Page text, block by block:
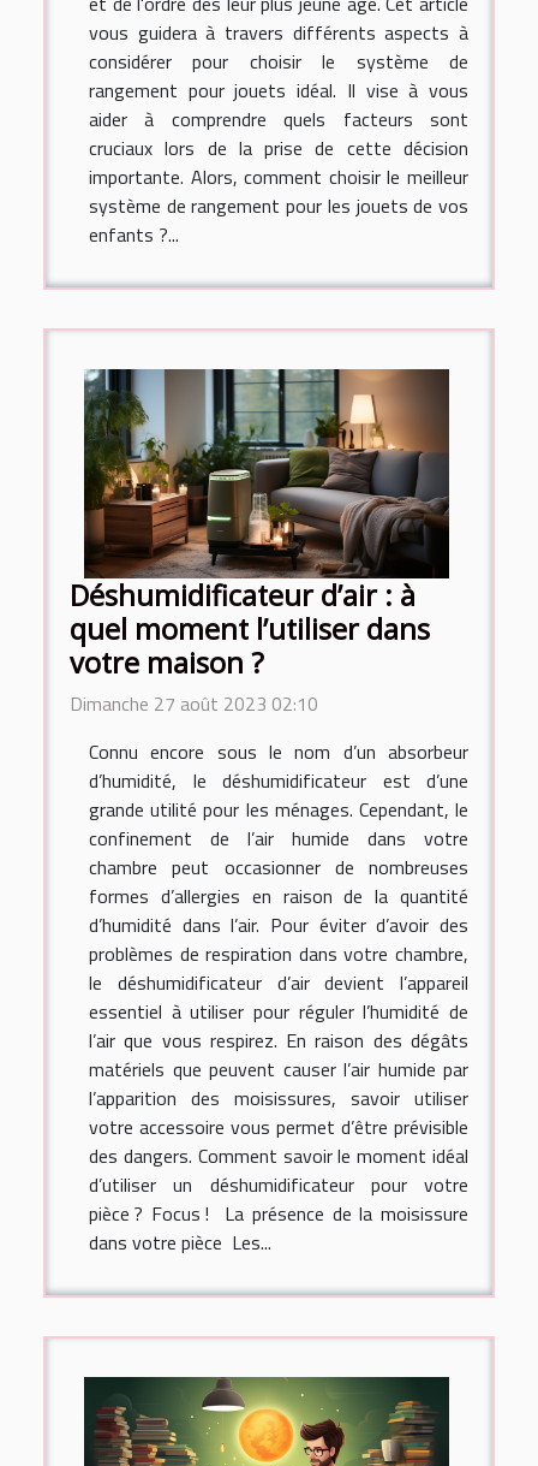
vous guidera à travers différents aspects à
considérer pour choisir le système de
rangement pour jouets idéal. Il vise à vous
aider à comprendre quels facteurs sont
cruciaux lors de la prise de cette décision
importante. Alors, comment choisir le meilleur
système de rangement pour les jouets de vos
enfants ?...
Déshumidificateur d’air : à
quel moment l’utiliser dans
votre maison ?
Dimanche 27 août 2023 02:10
Connu encore sous le nom d’un absorbeur
d’humidité, le déshumidificateur est d’une
grande utilité pour les ménages. Cependant, le
confinement de l’air humide dans votre
chambre peut occasionner de nombreuses
formes d’allergies en raison de la quantité
d’humidité dans l’air. Pour éviter d’avoir des
problèmes de respiration dans votre chambre,
le déshumidificateur d’air devient l’appareil
essentiel à utiliser pour réguler l’humidité de
l’air que vous respirez. En raison des dégâts
matériels que peuvent causer l’air humide par
l’apparition des moisissures, savoir utiliser
votre accessoire vous permet d’être prévisible
des dangers. Comment savoir le moment idéal
d’utiliser un déshumidificateur pour votre
pièce ? Focus ! La présence de la moisissure
dans votre pièce Les...